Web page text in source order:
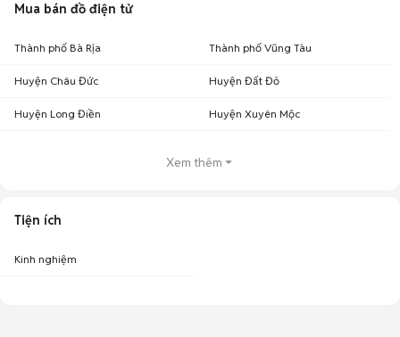
Mua bán đồ điện tử
Thành phố Bà Rịa Thành phố Vũng Tàu
Huyện Châu Đức Huyện Đất Đỏ
Huyện Long Điền Huyện Xuyên Mộc
Xem thêm
Tiện ích
Kinh nghiệm